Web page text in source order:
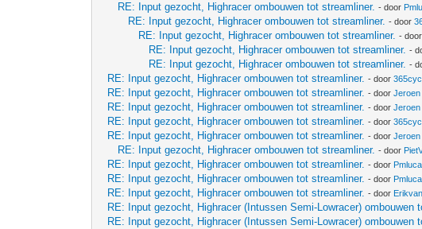
RE: Input gezocht, Highracer ombouwen tot streamliner. - door
RE: Input gezocht, Highracer ombouwen tot streamliner. - door
RE: Input gezocht, Highracer ombouwen tot streamliner. - door
RE: Input gezocht, Highracer ombouwen tot streamliner. -
RE: Input gezocht, Highracer ombouwen tot streamliner. -
RE: Input gezocht, Highracer ombouwen tot streamliner. - door
RE: Input gezocht, Highracer ombouwen tot streamliner. - doorJeroen
RE: Input gezocht, Highracer ombouwen tot streamliner. - doorJeroen
RE: Input gezocht, Highracer ombouwen tot streamliner. - door
RE: Input gezocht, Highracer ombouwen tot streamliner. - doorJeroen
RE: Input gezocht, Highracer ombouwen tot streamliner. - door
RE: Input gezocht, Highracer ombouwen tot streamliner. - door
RE: Input gezocht, Highracer ombouwen tot streamliner. - door
RE: Input gezocht, Highracer ombouwen tot streamliner. - door
RE: Input gezocht, Highracer (Intussen Semi-Lowracer) ombouwen
RE: Input gezocht, Highracer (Intussen Semi-Lowracer) ombouwen